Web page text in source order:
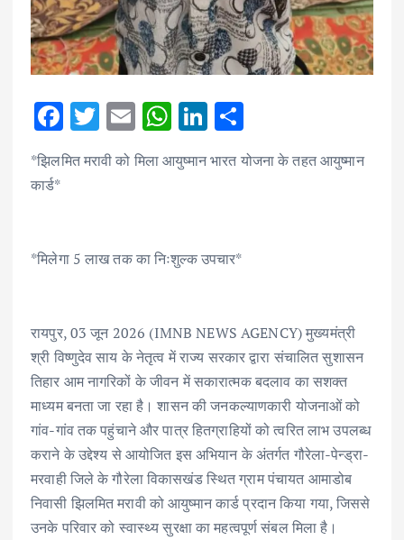
F
ac
e
o
T
w
it
E
m
ai
W
at
p
Li
k
n
h
ar
*झिलमित मरावी को मिला आयुष्मान भारत योजना के तहत आयुष्मान
कार्ड*
*मिलेगा 5 लाख तक का निःशुल्क उपचार*
रायपुर, 03 जून 2026 (IMNB NEWS AGENCY) मुख्यमंत्री
श्री विष्णुदेव साय के नेतृत्व में राज्य सरकार द्वारा संचालित सुशासन
तिहार आम नागरिकों के जीवन में सकारात्मक बदलाव का सशक्त
माध्यम बनता जा रहा है। शासन की जनकल्याणकारी योजनाओं को
गांव-गांव तक पहुंचाने और पात्र हितग्राहियों को त्वरित लाभ उपलब्ध
कराने के उद्देश्य से आयोजित इस अभियान के अंतर्गत गौरेला-पेन्ड्रा-
मरवाही जिले के गौरेला विकासखंड स्थित ग्राम पंचायत आमाडोब
निवासी झिलमित मरावी को आयुष्मान कार्ड प्रदान किया गया, जिससे
उनके परिवार को स्वास्थ्य सुरक्षा का महत्वपूर्ण संबल मिला है।